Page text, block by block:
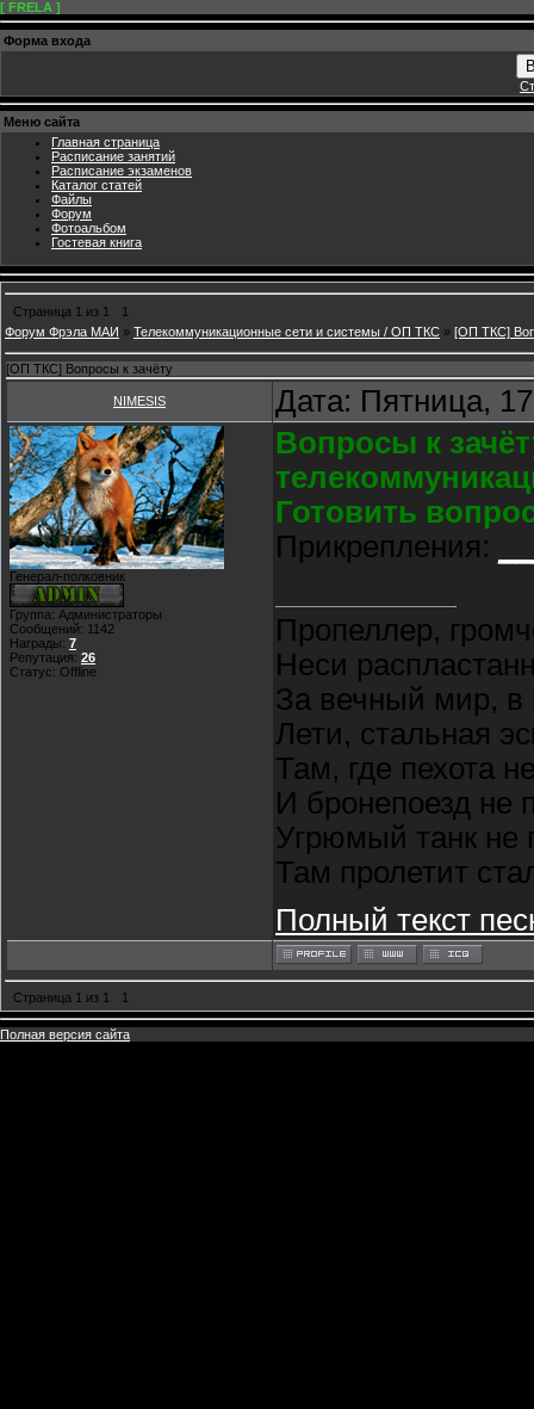
[ FRELA ]
Форма входа
Меню сайта
Главная страница
Расписание занятий
Расписание экзаменов
Каталог статей
Файлы
Форум
Фотоальбом
Гостевая книга
Страница 1 из 1
1
Форум Фрэла МАИ » Телекоммуникационные сети и системы / ОП ТКС » [ОП ТКС]
[ОП ТКС] Вопросы к зачёту
NIMESIS Дата: Пятница,
Генерал-полковник
Группа: Администраторы
Сообщений: 1142
Награды: 7
Репутация: 26
Статус: Offline
Вопросы к
Готовить
Прикрепления:
Пропеллер,
Неси
За вечный мир, в
Лети, стальная
Там, где пехота
И бронепоезд не
Угрюмый танк не
Там пролетит
Полный текст
Страница 1 из 1 1
Полная версия сайта